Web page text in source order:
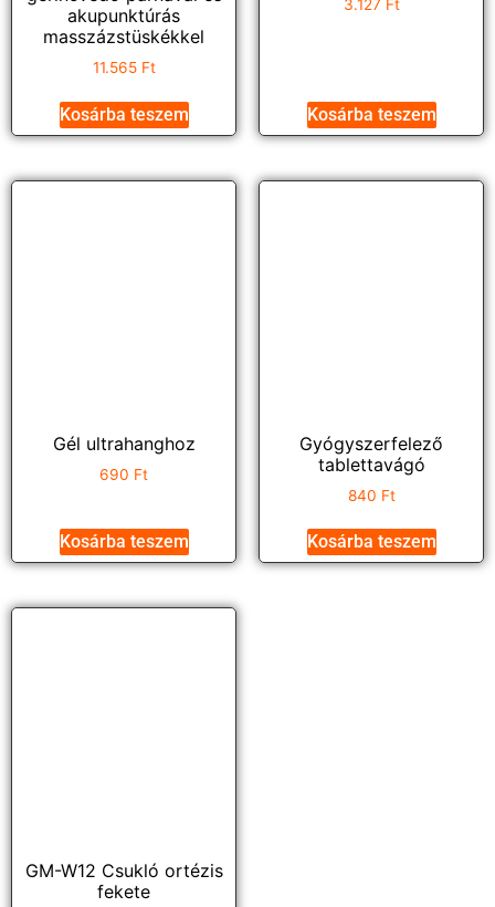
akupunktúrás
masszázstüskékkel
11.565 Ft
Kosárba teszem
3.127 Ft
Kosárba teszem
Gél ultrahanghoz
690 Ft
Kosárba teszem
Gyógyszerfelező
tablettavágó
840 Ft
Kosárba teszem
GM-W12 Csukló ortézis
fekete